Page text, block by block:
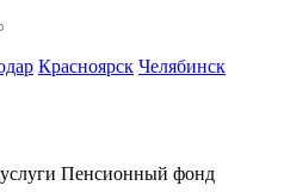
Красноярск Челябинск
Пенсионный фонд